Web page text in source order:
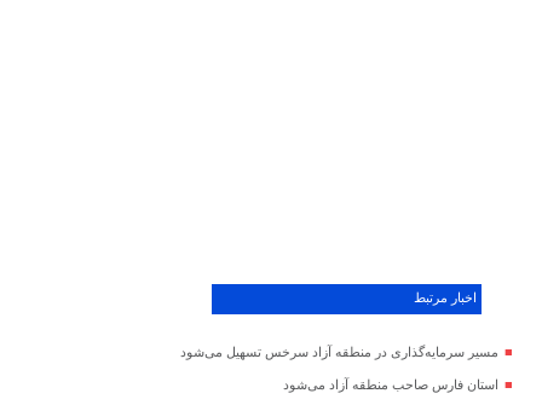
اخبار مرتبط
مسیر سرمایه‌گذاری در منطقه آزاد سرخس تسهیل می‌شود
استان فارس صاحب منطقه آزاد می‌شود